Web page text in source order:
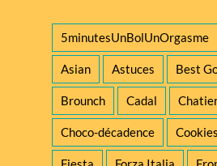
5minutesUnBolUnOrgasme
Asian Astuces Best
Brounch Cadal
Choco-décadence Cookies